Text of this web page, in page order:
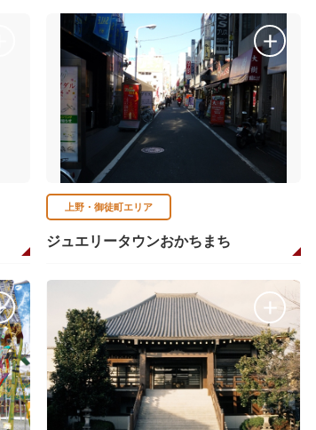
上野・御徒町エリア
ジュエリータウンおかちまち